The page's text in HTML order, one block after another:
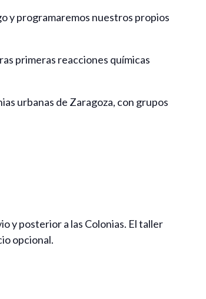
y programaremos nuestros propios
primeras reacciones químicas
urbanas de Zaragoza, con grupos
y posterior a las Colonias. El taller
opcional.